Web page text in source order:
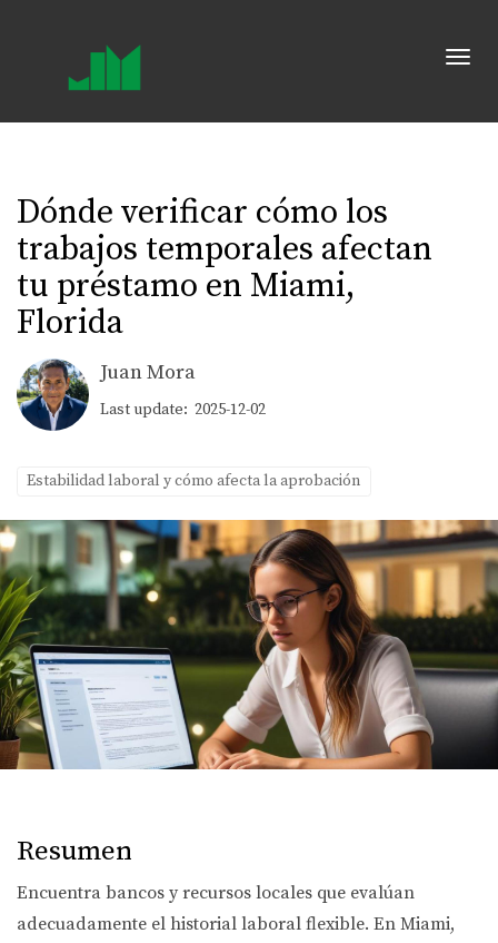
Dónde verificar cómo los
trabajos temporales afectan
tu préstamo en Miami,
Florida
Juan Mora
Last update: 2025-12-02
Estabilidad laboral y cómo afecta la aprobación
Resumen
Encuentra bancos y recursos locales que evalúan
adecuadamente el historial laboral flexible. En Miami,